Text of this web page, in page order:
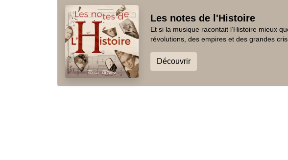
Les notes de l'Histoire
Et si la musique racontait l’Histoire mieux
révolutions, des empires et des grandes
Découvrir